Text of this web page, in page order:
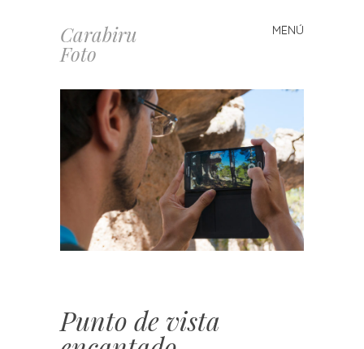
Carabiru
Foto
MENÚ
Saltar
al
Punto de vista